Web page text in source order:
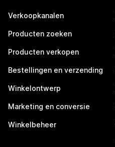
Verkoopkanalen
Producten zoeken
Producten verkopen
Bestellingen en verzending
Winkelontwerp
Marketing en conversie
Winkelbeheer